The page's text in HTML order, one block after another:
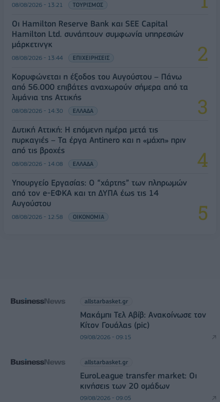
08/08/2026 - 13:21 ΤΟΥΡΙΣΜΟΣ
Οι Hamilton Reserve Bank και SEE Capital
Hamilton Ltd. συνάπτουν συμφωνία υπηρεσιών
μάρκετινγκ
08/08/2026 - 13:44 ΕΠΙΧΕΙΡΗΣΕΙΣ
Κορυφώνεται η έξοδος του Αυγούστου – Πάνω
από 56.000 επιβάτες αναχωρούν σήμερα από τα
λιμάνια της Αττικής
08/08/2026 - 14:30 ΕΛΛΑΔΑ
Δυτική Αττική: Η επόμενη ημέρα μετά τις
πυρκαγιές – Τα έργα Antinero και η «μάχη» πριν
από τις βροχές
08/08/2026 - 14:08 ΕΛΛΑΔΑ
Υπουργείο Εργασίας: Ο “χάρτης” των πληρωμών
από τον e-ΕΦΚΑ και τη ΔΥΠΑ έως τις 14
Αυγούστου
08/08/2026 - 12:58 ΟΙΚΟΝΟΜΙΑ
allstarbasket.gr
Μακάμπι Τελ Αβίβ: Ανακοίνωσε τον
Κίτον Γουάλας (pic)
09/08/2026 - 09:15
allstarbasket.gr
EuroLeague transfer market: Οι
κινήσεις των 20 ομάδων
09/08/2026 - 09:05